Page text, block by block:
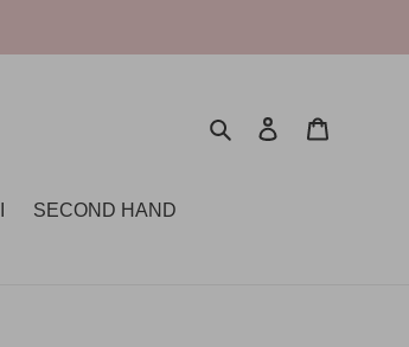
Cerca Accedi
SECOND HAND